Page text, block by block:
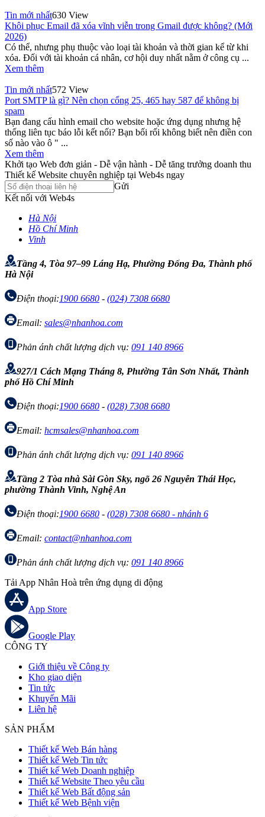
Tin mới nhất630 View
Khôi phục Email đã xóa vĩnh viễn trong Gmail được không? (Mới
2026)
Có thể, nhưng phụ thuộc vào loại tài khoản và thời gian kể từ khi
xóa. Đối với tài khoản cá nhân, cơ hội duy nhất nằm ở công cụ ...
Xem thêm
Tin mới nhất572 View
Port SMTP là gì? Nên chọn cổng 25, 465 hay 587 để không bị
spam
Bạn đang cấu hình email cho website hoặc ứng dụng nhưng hệ
thống liên tục báo lỗi kết nối? Bạn bối rối không biết nên điền con
số nào vào ô " ...
Xem thêm
Khởi tạo Web đơn giản - Dễ vận hành - Dễ tăng trưởng doanh thu
Thiết kế Website chuyên nghiệp tại Web4s ngay
Gửi
Kết nối với Web4s
Hà Nội
Hồ Chí Minh
Vinh
Tầng 4, Tòa 97–99 Láng Hạ, Phường Đống Đa, Thành phố
Hà Nội
Điện thoại:1900 6680 - (024) 7308 6680
Email: sales@nhanhoa.com
Phản ánh chất lượng dịch vụ: 091 140 8966
927/1 Cách Mạng Tháng 8, Phường Tân Sơn Nhất, Thành
phố Hồ Chí Minh
Điện thoại:1900 6680 - (028) 7308 6680
Email: hcmsales@nhanhoa.com
Phản ánh chất lượng dịch vụ: 091 140 8966
Tầng 2 Tòa nhà Sài Gòn Sky, ngõ 26 Nguyễn Thái Học,
phường Thành Vinh, Nghệ An
Điện thoại:1900 6680 - (028) 7308 6680 - nhánh 6
Email: contact@nhanhoa.com
Phản ánh chất lượng dịch vụ: 091 140 8966
Tải App Nhân Hoà trên ứng dụng di động
App Store
Google Play
CÔNG TY
Giới thiệu về Công ty
Kho giao diện
Tin tức
Khuyến Mãi
Liên hệ
SẢN PHẨM
Thiết kế Web Bán hàng
Thiết kế Web Tin tức
Thiết kế Web Doanh nghiệp
Thiết kế Website Theo yêu cầu
Thiết kế Web Bất động sản
Thiết kế Web Bệnh viện